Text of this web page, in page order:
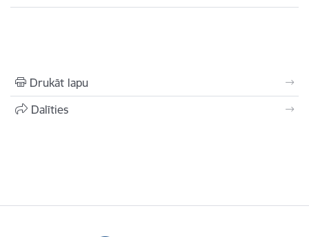
Drukāt lapu
Dalīties